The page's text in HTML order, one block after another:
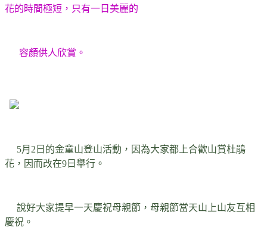
花的時間極短，只有一日美麗的
容顏供人欣賞。
5月2日的金童山登山活動，因為大家都上合歡山賞杜鵑
花，因而改在9日舉行。
說好大家提早一天慶祝母親節，母親節當天山上山友互相
慶祝。